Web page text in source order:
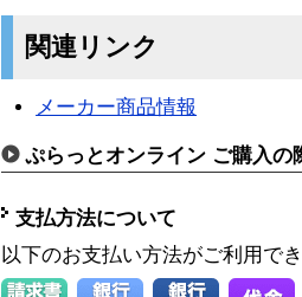
関連リンク
メーカー商品情報
ぷらっとオンライン ご購入の
支払方法について
以下のお支払い方法がご利用で